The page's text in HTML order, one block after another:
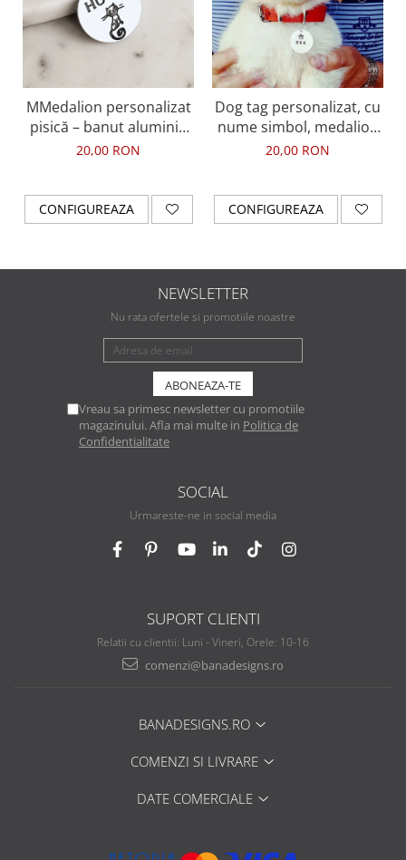
MMedalion personalizat
pisică – banut aluminiu
gravat cu nume
20,00 RON
CONFIGUREAZA
Dog tag personalizat, cu
nume simbol, medalion
pentru animale de
20,00 RON
CONFIGUREAZA
NEWSLETTER
Nu rata ofertele si promotiile noastre
Vreau sa primesc newsletter cu promotiile
magazinului. Afla mai multe in Politica de
Confidentialitate
SOCIAL
Urmareste-ne in social media
SUPORT CLIENTI
Relatii cu clientii: Luni - Vineri, Orele: 10-16
comenzi@banadesigns.ro
BANADESIGNS.RO
COMENZI SI LIVRARE
DATE COMERCIALE